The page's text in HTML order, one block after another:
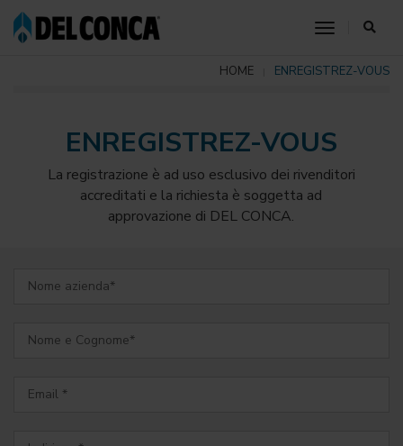
toggle
HOME ENREGISTREZ-VOUS
ENREGISTREZ-VOUS
La registrazione è ad uso esclusivo dei rivenditori
accreditati e la richiesta è soggetta ad
approvazione di DEL CONCA.